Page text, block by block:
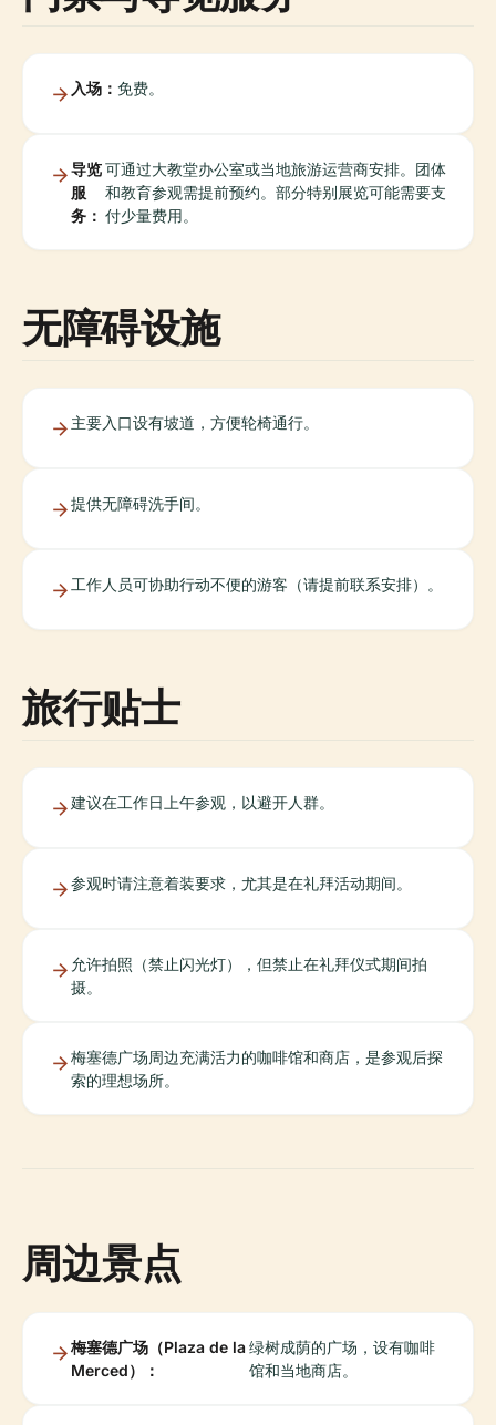
入场： 免费。
导览
服
务：
可通过大教堂办公室或当地旅游运营商安排。团体
和教育参观需提前预约。部分特别展览可能需要支
付少量费用。
无障碍设施
主要入口设有坡道，方便轮椅通行。
提供无障碍洗手间。
工作人员可协助行动不便的游客（请提前联系安排）。
旅行贴士
建议在工作日上午参观，以避开人群。
参观时请注意着装要求，尤其是在礼拜活动期间。
允许拍照（禁止闪光灯），但禁止在礼拜仪式期间拍
摄。
梅塞德广场周边充满活力的咖啡馆和商店，是参观后探
索的理想场所。
周边景点
梅塞德广场（Plaza de la
Merced）：
绿树成荫的广场，设有咖啡
馆和当地商店。